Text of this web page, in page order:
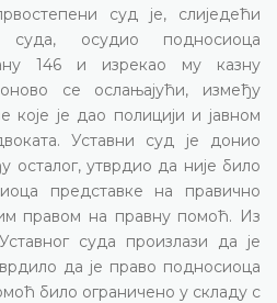
суд је, слиједећи
суда, осудио подносиоца
146 и изрекао му казну
се ослањајући, између
које је дао полицији и јавном
Уставни суд је донио
осталог, утврдио да није било
представке на правично
правом на правну помоћ. Из
суда произлази да је
да је право подносиоца
било ограничено у складу с